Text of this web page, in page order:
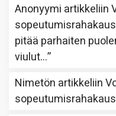
Anonyymi artikkeliin
pitää parhaiten
viulut…”
Nimetön artikkeliin